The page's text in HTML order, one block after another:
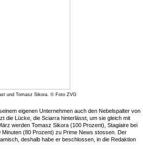
und Tomasz Sikora. © Foto ZVG
eigenen Unternehmen auch den Nebelspalter von
die Lücke, die Sciarra hinterlässt, um sie gleich mit
werden Tomasz Sikora (100 Prozent), Stagiaire bei
(80 Prozent) zu Prime News stossen. Der
deshalb habe er beschlossen, in die Redaktion